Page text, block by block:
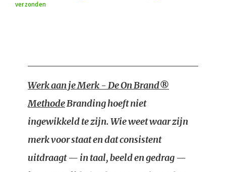
verzonden
Werk aan je Merk - De On Brand®
MethodeBranding hoeft niet
ingewikkeld te zijn. Wie weet waar zijn
merk voor staat en dat consistent
uitdraagt — in taal, beeld en gedrag —